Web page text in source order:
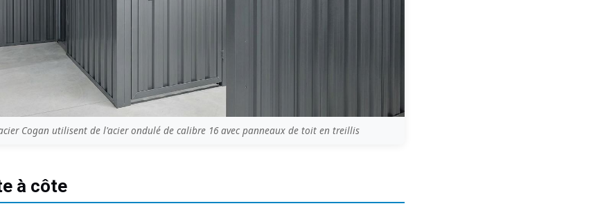
Cogan utilisent de l'acier ondulé de calibre 16 avec panneaux de toit en treillis
à côte